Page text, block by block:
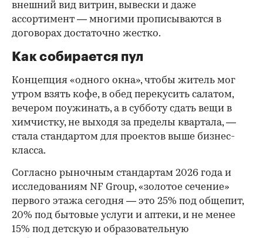
внешний вид витрин, вывески и даже
ассортимент — многими прописываются в
договорах достаточно жестко.
Как собирается пул
Концепция «одного окна», чтобы житель мог
утром взять кофе, в обед перекусить салатом,
вечером поужинать, а в субботу сдать вещи в
химчистку, не выходя за пределы квартала, —
стала стандартом для проектов выше бизнес-
класса.
Согласно рыночным стандартам 2026 года и
исследованиям NF Group, «золотое сечение»
первого этажа сегодня — это 25% под общепит,
20% под бытовые услуги и аптеки, и не менее
15% под детскую и образовательную